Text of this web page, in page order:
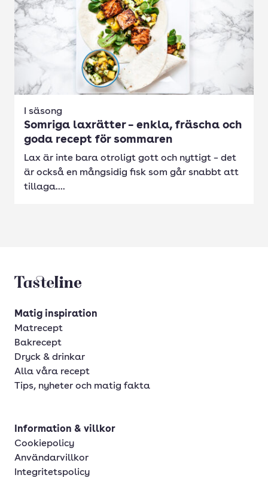
I säsong
Somriga laxrätter – enkla, fräscha och
goda recept för sommaren
Lax är inte bara otroligt gott och nyttigt – det
är också en mångsidig fisk som går snabbt att
tillaga....
Tasteline startsida
Matig inspiration
Matrecept
Bakrecept
Dryck & drinkar
Alla våra recept
Tips, nyheter och matig fakta
Information & villkor
Cookiepolicy
Användarvillkor
Integritetspolicy